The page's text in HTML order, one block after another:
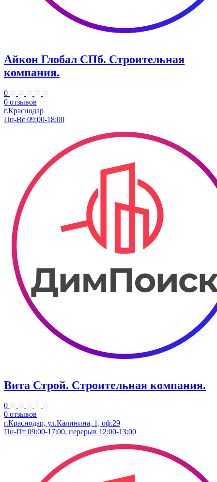
Айкон Глобал СПб. Строительная
компания.
0
0 отзывов
г.Краснодар
Пн-Вс 09:00-18:00
Вита Строй. Строительная компания.
0
0 отзывов
г.Краснодар, ул.Калинина, 1, оф.29
Пн-Пт 09:00-17:00, перерыв 12:00-13:00